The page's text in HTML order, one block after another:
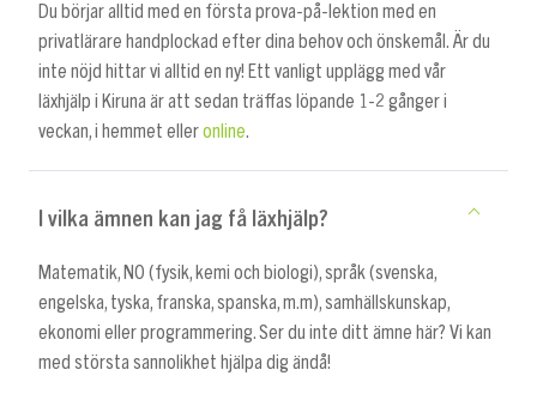
Du börjar alltid med en första prova-på-lektion med en
privatlärare handplockad efter dina behov och önskemål. Är du
inte nöjd hittar vi alltid en ny! Ett vanligt upplägg med vår
läxhjälp i Kiruna är att sedan träffas löpande 1-2 gånger i
veckan, i hemmet elleronline.
I vilka ämnen kan jag få läxhjälp?
Matematik, NO (fysik, kemi och biologi), språk (svenska,
engelska, tyska, franska, spanska, m.m), samhällskunskap,
ekonomi eller programmering. Ser du inte ditt ämne här? Vi kan
med största sannolikhet hjälpa dig ändå!